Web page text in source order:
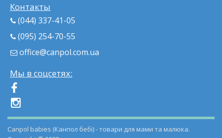
Контакты
(044) 337-41-05
(095) 254-70-55
office@canpol.com.ua
Мы в соцсетях:
Canpol babies (Канпол бебі) - товари для мами та малюка.